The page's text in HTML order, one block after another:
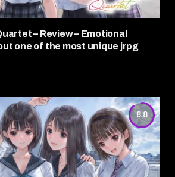
– Review – Emotional
one of the most unique jrpg
8.8